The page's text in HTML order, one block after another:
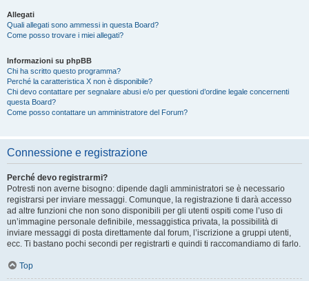
Allegati
Quali allegati sono ammessi in questa Board?
Come posso trovare i miei allegati?
Informazioni su phpBB
Chi ha scritto questo programma?
Perché la caratteristica X non è disponibile?
Chi devo contattare per segnalare abusi e/o per questioni d’ordine legale concernenti
questa Board?
Come posso contattare un amministratore del Forum?
Connessione e registrazione
Perché devo registrarmi?
Potresti non averne bisogno: dipende dagli amministratori se è necessario
registrarsi per inviare messaggi. Comunque, la registrazione ti darà accesso
ad altre funzioni che non sono disponibili per gli utenti ospiti come l’uso di
un’immagine personale definibile, messaggistica privata, la possibilità di
inviare messaggi di posta direttamente dal forum, l’iscrizione a gruppi utenti,
ecc. Ti bastano pochi secondi per registrarti e quindi ti raccomandiamo di farlo.
Top